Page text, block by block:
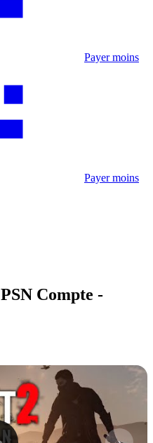
Payer moins
Payer moins
Compte -